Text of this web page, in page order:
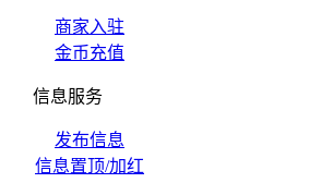
商家入驻
金币充值
信息服务
发布信息
信息置顶/加红